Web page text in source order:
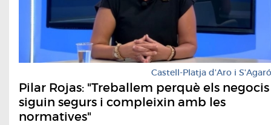
Castell-Platja d'Aro i S'Agaró
Pilar Rojas: "Treballem perquè els negocis
siguin segurs i compleixin amb les
normatives"